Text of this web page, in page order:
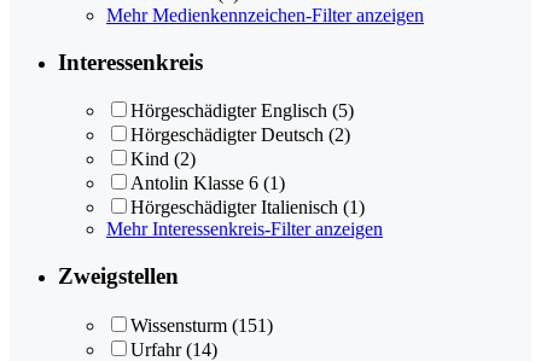
Mehr Medienkennzeichen-Filter anzeigen
Interessenkreis
Hörgeschädigter Englisch (5)
Hörgeschädigter Deutsch (2)
Kind (2)
Antolin Klasse 6 (1)
Hörgeschädigter Italienisch (1)
Mehr Interessenkreis-Filter anzeigen
Zweigstellen
Wissensturm (151)
Urfahr (14)